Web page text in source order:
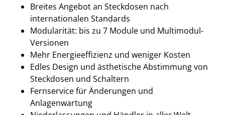
Breites Angebot an Steckdosen nach
internationalen Standards
Modularität: bis zu 7 Module und Multimodul-
Versionen
Mehr Energieeffizienz und weniger Kosten
Edles Design und ästhetische Abstimmung von
Steckdosen und Schaltern
Fernservice für Änderungen und
Anlagenwartung